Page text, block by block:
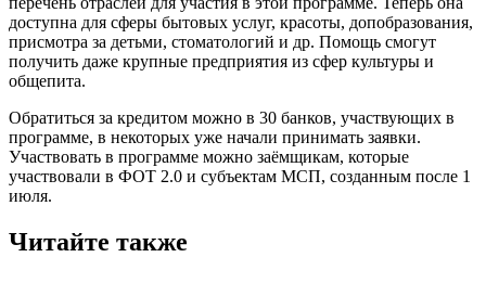
доступна для сферы бытовых услуг, красоты, допобразования,
присмотра за детьми, стоматологий и др. Помощь смогут
получить даже крупные предприятия из сфер культуры и
общепита.
Обратиться за кредитом можно в 30 банков, участвующих в
программе, в некоторых уже начали принимать заявки.
Участвовать в программе можно заёмщикам, которые
участвовали в ФОТ 2.0 и субъектам МСП, созданным после 1
июля.
Читайте также